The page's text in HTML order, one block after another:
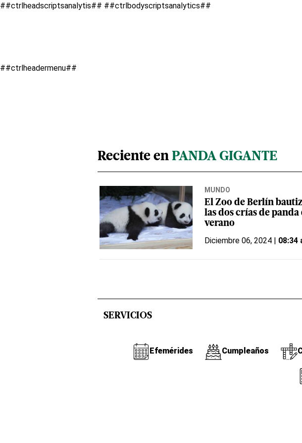
##ctrlheadscriptsanalytis## ##ctrlbodyscriptsanalytics##
##ctrlheadermenu##
Reciente en PANDA GIGANTE
MUNDO
El Zoo de Berlín
las dos crías de
verano
Diciembre 06, 2024 | 08:34
SERVICIOS
Efemérides Cumpleaños